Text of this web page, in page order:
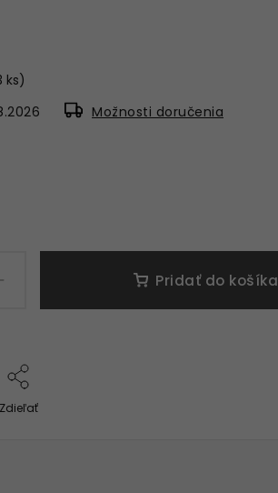
ks)
Možnosti doručenia
Pridať do košíka
Zdieľať